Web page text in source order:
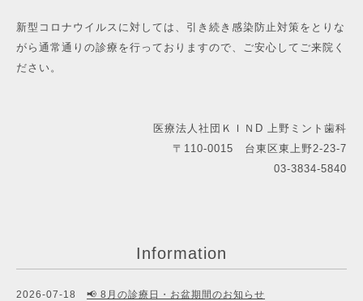
新型コロナウイルスに対しては、引き続き感染防止対策をとりな
がら通常通りの診療を行っておりますので、ご安心してご来院く
ださい。
医療法人社団ＫＩＮD 上野ミント歯科
〒110-0015 台東区東上野2-23-7
03-3834-5840
Information
2026-07-18 📢 8月の診療日・お盆期間のお知らせ